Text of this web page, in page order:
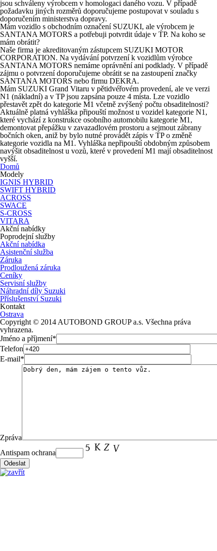
jsou schváleny výrobcem v homologaci daného vozu. V případě
požadavku jiných rozměrů doporučujeme postupovat v souladu s
doporučením ministerstva dopravy.
Mám vozidlo s obchodním označení SUZUKI, ale výrobcem je
SANTANA MOTORS a potřebuji potvrdit údaje v TP. Na koho se
mám obrátit?
Naše firma je akreditovaným zástupcem SUZUKI MOTOR
CORPORATION. Na vydávání potvrzení k vozidlům výrobce
SANTANA MOTORS nemáme oprávnění ani podklady. V případě
zájmu o potvrzení doporučujeme obrátit se na zastoupení značky
SANTANA MOTORS nebo firmu DEKRA.
Mám SUZUKI Grand Vitaru v pětidvéřovém provedení, ale ve verzi
N1 (nákladní) a v TP jsou zapsána pouze 4 místa. Lze vozidlo
přestavět zpět do kategorie M1 včetně zvýšený počtu obsaditelnosti?
Aktuálně platná vyhláška připouští možnost u vozidel kategorie N1,
které vychází z konstrukce osobního automobilu kategorie M1,
demontovat přepážku v zavazadlovém prostoru a sejmout zábrany
bočních oken, aniž by bylo nutné provádět zápis v TP o změně
kategorie vozidla na M1. Vyhláška nepřipouští obdobným způsobem
navýšit obsaditelnost u vozů, které v provedení M1 mají obsaditelnost
vyšší.
Domů
Modely
IGNIS HYBRID
SWIFT HYBRID
ACROSS
SWACE
S-CROSS
VITARA
Akční nabídky
Poprodejní služby
Akční nabídka
Asistenční služba
Záruka
Prodloužená záruka
Ceníky
Servisní služby
Náhradní díly Suzuki
Příslušenství Suzuki
Kontakt
Ostrava
Copyright © 2014 AUTOBOND GROUP a.s. Všechna práva
vyhrazena.
Jméno a příjmení*
Telefon
E-mail*
Zpráva
Antispam ochrana